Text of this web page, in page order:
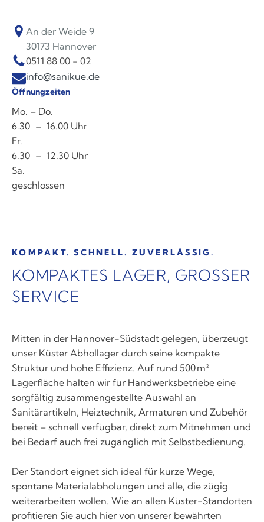
An der Weide 9
30173 Hannover
0511 88 00 - 02
info@sanikue.de
Öffnungzeiten
Mo. – Do.
6.30 – 16.00 Uhr
Fr.
6.30 – 12.30 Uhr
Sa.
geschlossen
KOMPAKT. SCHNELL. ZUVERLÄSSIG.
KOMPAKTES LAGER, GROSSER S
ERVICE
Mitten in der Hannover-Südstadt gelegen, überzeugt
unser Küster Abhollager durch seine kompakte
Struktur und hohe Effizienz. Auf rund 500 m²
Lagerfläche halten wir für Handwerksbetriebe eine
sorgfältig zusammengestellte Auswahl an
Sanitärartikeln, Heiztechnik, Armaturen und Zubehör
bereit – schnell verfügbar, direkt zum Mitnehmen und
bei Bedarf auch frei zugänglich mit Selbstbedienung.
Der Standort eignet sich ideal für kurze Wege,
spontane Materialabholungen und alle, die zügig
weiterarbeiten wollen. Wie an allen Küster-Standorten
profitieren Sie auch hier von unserer bewährten